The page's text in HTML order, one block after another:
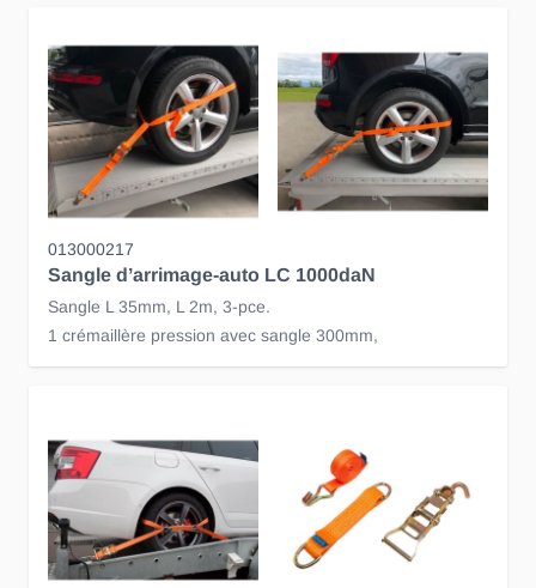
013000217
Sangle d’arrimage-auto LC 1000daN
Sangle L 35mm, L 2m, 3-pce.
1 crémaillère pression avec sangle 300mm,